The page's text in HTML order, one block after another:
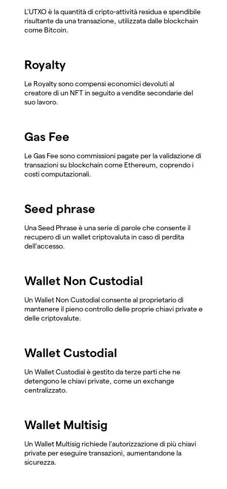
L'UTXO è la quantità di cripto-attività residua e spendibile
risultante da una transazione, utilizzata dalle blockchain
come Bitcoin.
Royalty
Le Royalty sono compensi economici devoluti al
creatore di un NFT in seguito a vendite secondarie del
suo lavoro.
Gas Fee
Le Gas Fee sono commissioni pagate per la validazione di
transazioni su blockchain come Ethereum, coprendo i
costi computazionali.
Seed phrase
Una Seed Phrase è una serie di parole che consente il
recupero di un wallet criptovaluta in caso di perdita
dell'accesso.
Wallet Non Custodial
Un Wallet Non Custodial consente al proprietario di
mantenere il pieno controllo delle proprie chiavi private e
delle criptovalute.
Wallet Custodial
Un Wallet Custodial è gestito da terze parti che ne
detengono le chiavi private, come un exchange
centralizzato.
Wallet Multisig
Un Wallet Multisig richiede l'autorizzazione di più chiavi
private per eseguire transazioni, aumentandone la
sicurezza.